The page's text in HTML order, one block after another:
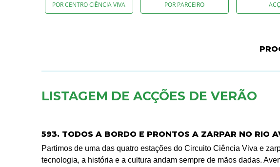
POR CENTRO CIÊNCIA VIVA POR PARCEIRO
LISTAGEM DE ACÇÕES DE VERÃO
593. TODOS A BORDO E PRONTOS A ZARPAR NO RIO
Partimos de uma das quatro estações do Circuito Ciência Viva e
tecnologia, a história e a cultura andam sempre de mãos dadas.